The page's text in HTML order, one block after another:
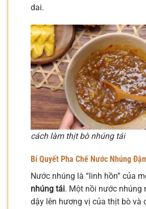
dai.
cách làm thịt bò nhúng tái
Bí Quyết Pha Chế Nước Nhúng
Nước nhúng là “linh hồn” của
nhúng tái. Một nồi nước nhúng
dậy lên hương vị của thịt bò và